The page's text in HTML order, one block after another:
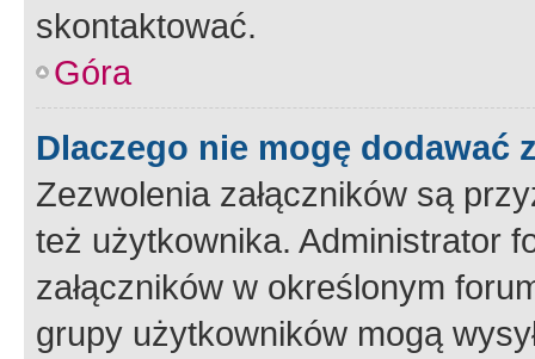
skontaktować.
Góra
Dlaczego nie mogę dodawać
Zezwolenia załączników są
też użytkownika. Administrator
załączników w określonym
grupy użytkowników mogą